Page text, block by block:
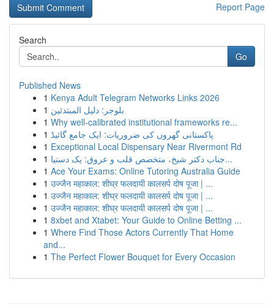
Report Page
Search
Go
Published News
1 Kenya Adult Telegram Networks Links 2026
1 بلوجر: دليل المبتدئين
1 Why well-calibrated institutional frameworks re...
1 پاکستانی گھروں کی ضروریات: ایک جامع گائیڈ
1 Exceptional Local Dispensary Near Rivermont Rd
1
جناب دکتر شیخ، متخصص قلب و عروق: یک دستیا...
1 Ace Your Exams: Online Tutoring Australia Guide
1 उज्जैन महाकाल: शीघ्र फलदायी कालसर्प दोष पूजा | ...
1 उज्जैन महाकाल: शीघ्र फलदायी कालसर्प दोष पूजा | ...
1 उज्जैन महाकाल: शीघ्र फलदायी कालसर्प दोष पूजा | ...
1 8xbet and Xtabet: Your Guide to Online Betting ...
1 Where Find Those Actors Currently That Home
and...
1 The Perfect Flower Bouquet for Every Occasion